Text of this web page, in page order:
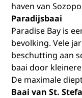
haven van
Paradijsbaai
Paradise Bay is
bevolking. Vele
beschutting aan
baai door
De maximale
Baai van St.